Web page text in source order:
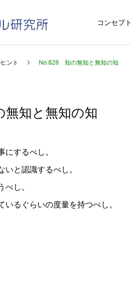
コンセプト
ント No.828 知の無知と無知の知
知と無知の知
にするべし。
いと認識するべし。
べし。
いるぐらいの度量を持つべし。